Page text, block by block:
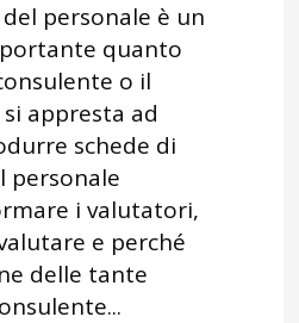
personale è un
quanto
o il
appresta ad
schede di
personale
i valutatori,
e perché
delle tante